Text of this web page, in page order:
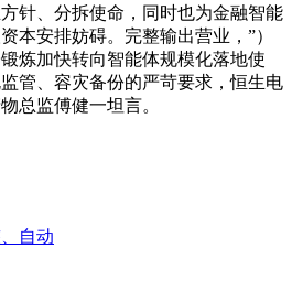
针、分拆使命，同时也为金融智能
本安排妨碍。完整输出营业，”）
炼加快转向智能体规模化落地使
管、容灾备份的严苛要求，恒生电
总监傅健一坦言。
自动